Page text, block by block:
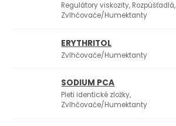
Regulátory viskozity, Rozpúšťadlá,
Zvlhčovače/Humektanty
ERYTHRITOL
Zvlhčovače/Humektanty
SODIUM PCA
Pleti identické zložky,
Zvlhčovače/Humektanty